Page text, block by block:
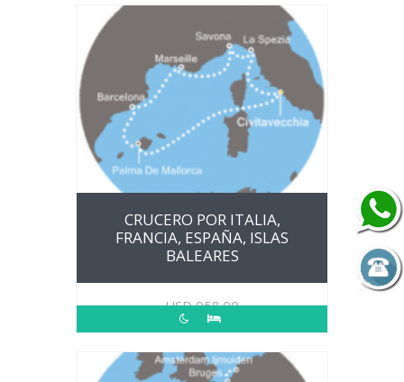
CRUCERO POR ITALIA,
FRANCIA, ESPAÑA, ISLAS
BALEARES
USD958.00